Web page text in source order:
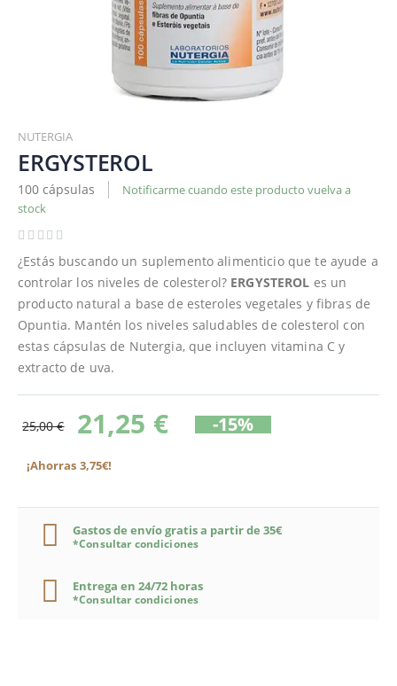
al
comienzo
de
la
galería
de
NUTERGIA
ERGYSTEROL
100 cápsulas
Notificarme cuando este producto vuelva a
stock
¿Estás buscando un suplemento alimenticio que te ayude a
controlar los niveles de colesterol? ERGYSTEROL es un
producto natural a base de esteroles vegetales y fibras de
Opuntia. Mantén los niveles saludables de colesterol con
estas cápsulas de Nutergia, que incluyen vitamina C y
extracto de uva.
25,00 € 21,25 € -15%
¡Ahorras 3,75€!
Gastos de envío gratis a partir de 35€
*Consultar condiciones
Entrega en 24/72 horas
*Consultar condiciones